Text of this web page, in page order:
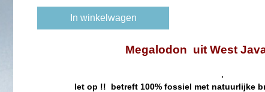
In winkelwagen
Megalodon uit West
.
let op !! betreft 100% fossiel met natuurlijke